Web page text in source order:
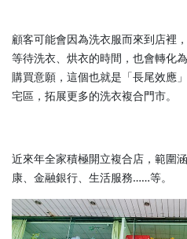
顧客可能會因為洗衣服而來到店裡
等待洗衣、烘衣的時間，也會轉化
購買意願，這個也就是「長尾效應
宅區，拓展更多的洗衣複合門市。
近來年全家積極開立複合店，範圍
康、金融銀行、生活服務……等。